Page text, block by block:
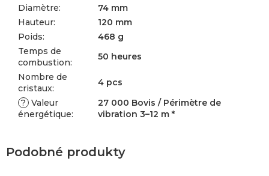
Diamètre:
74 mm
Hauteur:
120 mm
Poids:
468 g
Temps de
combustion:
50 heures
Nombre de
cristaux:
4 pcs
? Valeur
énergétique:
27 000 Bovis / Périmètre de
vibration 3–12 m *